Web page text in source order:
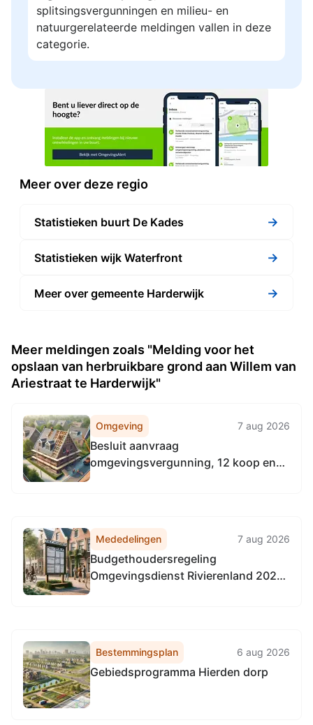
splitsingsvergunningen en milieu- en
natuurgerelateerde meldingen vallen in deze
categorie.
Meer over deze regio
Statistieken buurt De Kades →
Statistieken wijk Waterfront →
Meer over gemeente Harderwijk →
Meer meldingen zoals "Melding voor het
opslaan van herbruikbare grond aan Willem van
Ariestraat te Harderwijk"
Omgeving 7 aug 2026
Besluit aanvraag
omgevingsvergunning, 12 koop en
Mededelingen 7 aug 2026
Budgethoudersregeling
Omgevingsdienst Rivierenland 2026
Bestemmingsplan 6 aug 2026
Gebiedsprogramma Hierden dorp